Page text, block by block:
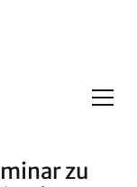
zu